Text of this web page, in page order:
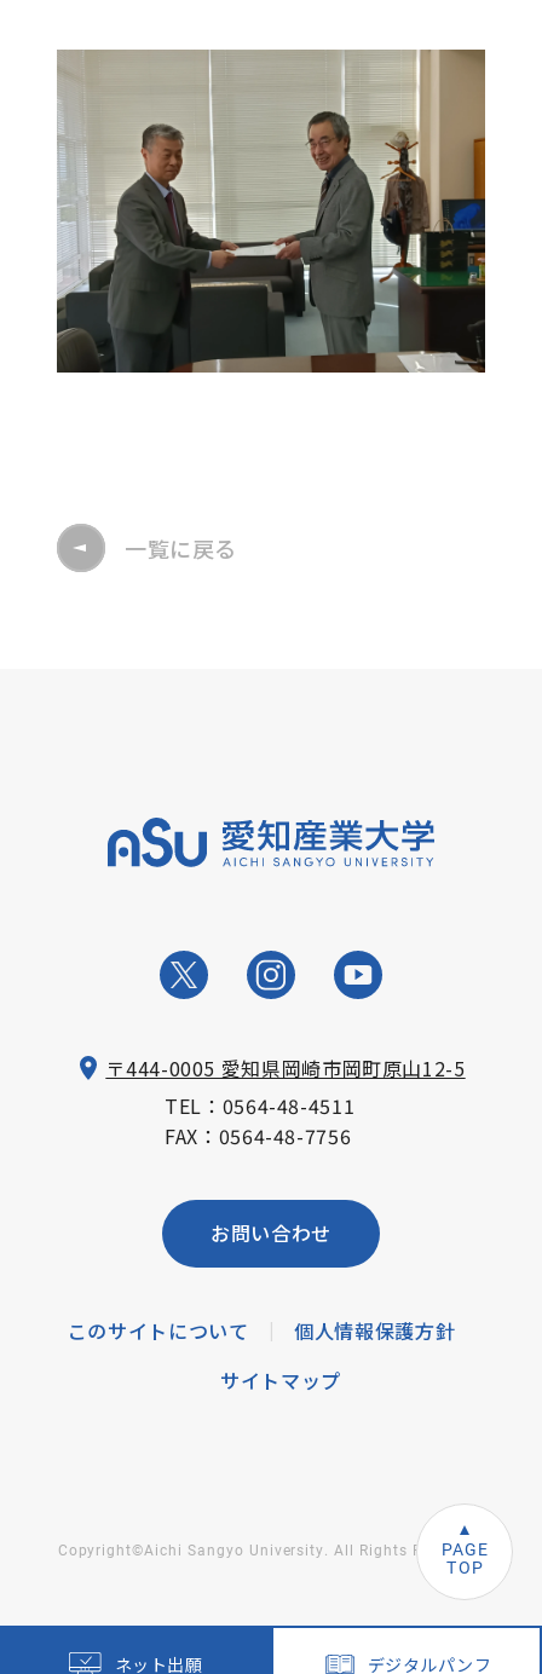
ネット出願 デジタルパンフ
PAGE
TOP
一覧に戻る
〒444-0005 愛知県岡崎市岡町原山12-5
TEL： 0564-48-4511
FAX：0564-48-7756
お問い合わせ
このサイトについて |
個人情報保護方針
サイトマップ
Copyright©Aichi Sangyo University. All Rights Reserved.